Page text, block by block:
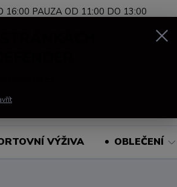
16:00 PAUZA OD 11:00 DO 13:00
Po-Pá, 8:00-
VÝŽIVA OBLEČENÍ